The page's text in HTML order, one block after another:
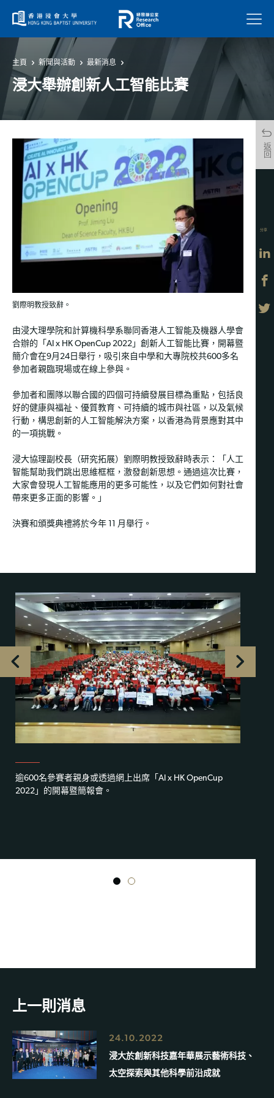
菜單
主頁 新聞與活動 最新消息
浸大舉辦創新人工智能比賽
返回
劉際明教授致辭。
由浸大理學院和計算機科學系聯同香港人工智能及機器人學會
合辦的「AI x HK OpenCup 2022」創新人工智能比賽，開幕暨
簡介會在9月24日舉行，吸引來自中學和大專院校共600多名
參加者親臨現場或在線上參與。
參加者和團隊以聯合國的四個可持續發展目標為重點，包括良
好的健康與福祉、優質教育、可持續的城市與社區，以及氣候
行動，構思創新的人工智能解決方案，以香港為背景應對其中
的一項挑戰。
浸大協理副校長（研究拓展）劉際明教授致辭時表示：「人工
智能幫助我們跳出思維框框，激發創新思想。通過這次比賽，
大家會發現人工智能應用的更多可能性，以及它們如何對社會
帶來更多正面的影響。」
決賽和頒獎典禮將於今年 11 月舉行。
逾600名參賽者親身或透過網上出席「AI x HK OpenCup
2022」的開幕暨簡報會。
1 2
分享
上一則消息
24.10.2022
浸大於創新科技嘉年華展示藝術科技、
太空探索與其他科學前沿成就